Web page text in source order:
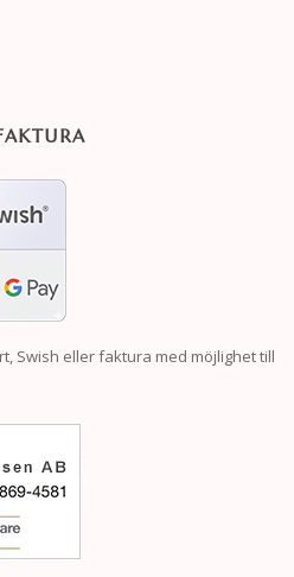
Swish eller faktura med möjlighet till